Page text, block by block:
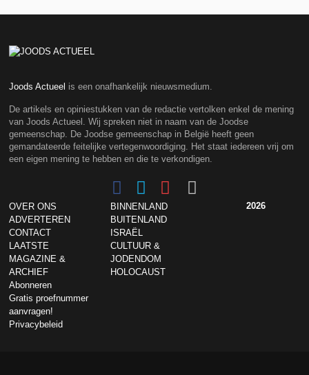
Joods Actueel is een onafhankelijk nieuwsmedium.
De artikels en opiniestukken van de redactie vertolken enkel de mening
van Joods Actueel. Wij spreken niet in naam van de Joodse
gemeenschap. De Joodse gemeenschap in België heeft geen
gemandateerde feitelijke vertegenwoordiging. Het staat iedereen vrij om
een eigen mening te hebben en die te verkondigen.
OVER ONS
ADVERTEREN
CONTACT
LAATSTE
MAGAZINE &
ARCHIEF
Abonneren
Gratis proefnummer
aanvragen!
Privacybeleid
BINNENLAND
BUITENLAND
ISRAËL
CULTUUR &
JODENDOM
HOLOCAUST
2026